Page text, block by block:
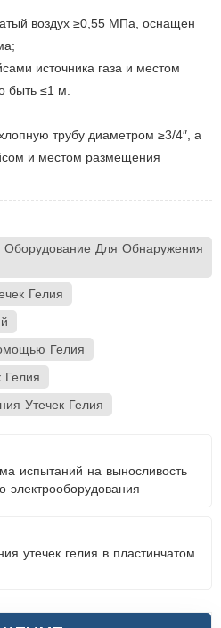
воздух ≥0,55 МПа, оснащен
источника газа и местом
быть ≤1 м.
трубу диаметром ≥3/4″, а
и местом размещения
Оборудование Для Обнаружения
Гелия
Гелия
Гелия
Утечек Гелия
испытаний на выносливость
электрооборудования
утечек гелия в пластинчатом